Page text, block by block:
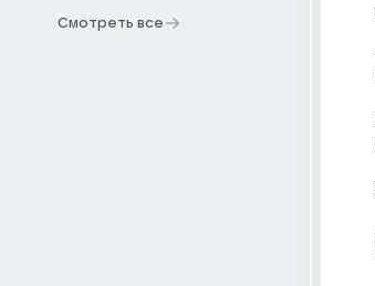
Смотреть все